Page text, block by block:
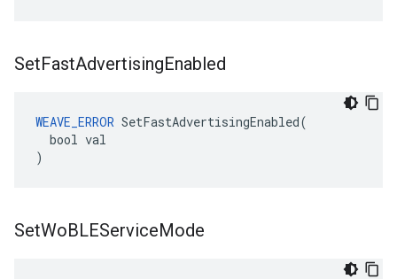
SetFastAdvertisingEnabled
WEAVE_ERROR SetFastAdvertisingEnabled(
  bool val
)
SetWoBLEServiceMode